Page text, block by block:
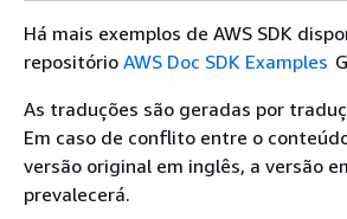
Há mais exemplos de AWS SDK
repositório AWS Doc SDK Examples
As traduções são geradas por
Em caso de conflito entre o
versão original em inglês, a versão
prevalecerá.